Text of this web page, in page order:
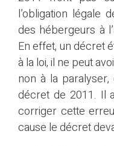
l’obligation légale
des hébergeurs à
En effet, un décret
à la loi, il ne peut
non à la
décret de 2011. Il
corriger cette
cause le décret